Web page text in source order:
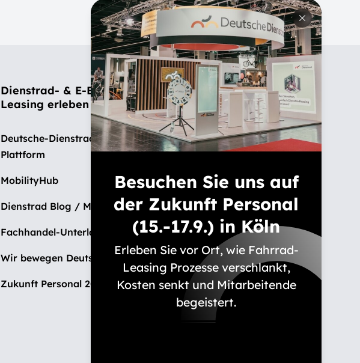
Besuchen Sie uns auf
der Zukunft Personal
(15.-17.9.) in Köln
Erleben Sie vor Ort, wie Fahrrad-
Leasing Prozesse verschlankt,
Kosten senkt und Mitarbeitende
begeistert.
Dienstrad- & E-Bike-
Leasing erleben
Deutsche-Dienstrad-
Plattform
MobilityHub
Dienstrad Blog / Magazin
Fachhandel-Unterlagen
Wir bewegen Deutschland
Zukunft Personal 2026
Über
Deutsche Dienstrad
Wer ist Deutsche Dienstrad
Verantwortung
Presse
Newsletter